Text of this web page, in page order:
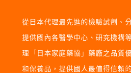
從日本代理最先進的檢驗試劑、
提供國內各醫學中心、研究機構
理「日本家庭藥協」藥廠之品質
和保養品，提供國人最值得信賴